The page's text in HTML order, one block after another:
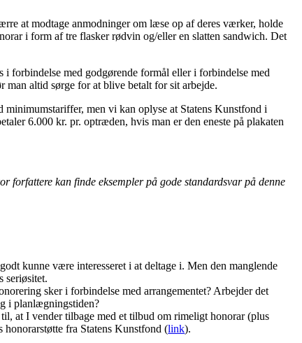
at modtage anmodninger om læse op af deres værker, holde
i form af tre flasker rødvin og/eller en slatten sandwich. Det
forbindelse med godgørende formål eller i forbindelse med
altid sørge for at blive betalt for sit arbejde.
men vi kan oplyse at Statens Kunstfond i
6.000 kr. pr. optræden, hvis man er den eneste på plakaten
forfattere kan finde eksempler på gode standardsvar på denne
kunne være interesseret i at deltage i. Men den manglende
seriøsitet.
sker i forbindelse med arrangementet? Arbejder det
i planlægningstiden?
at I vender tilbage med et tilbud om rimeligt honorar (plus
fra Statens Kunstfond (link).